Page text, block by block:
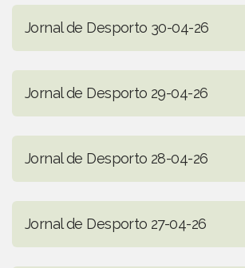
Jornal de Desporto 30-04-26
Jornal de Desporto 29-04-26
Jornal de Desporto 28-04-26
Jornal de Desporto 27-04-26